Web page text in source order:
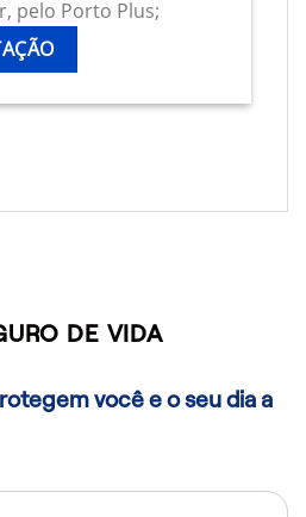
pelo Porto Plus;
DE VIDA
você e o seu dia a